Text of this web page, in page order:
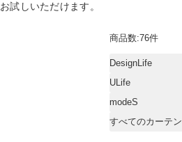
お試しいただけます。
商品数:76件
DesignLife
ULife
modeS
すべてのカーテン